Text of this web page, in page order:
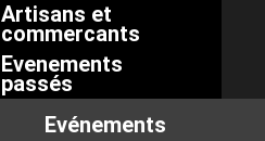
Artisans et
commercants
Evenements
passés
Evénements